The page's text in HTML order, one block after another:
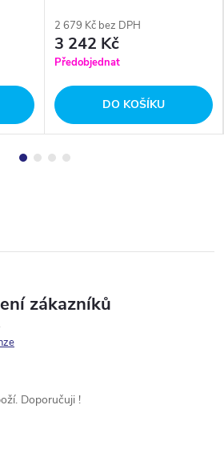
2 679 Kč bez DPH
3 242 Kč
Předobjednat
DO KOŠÍKU
zákazníků
Doporučuji !